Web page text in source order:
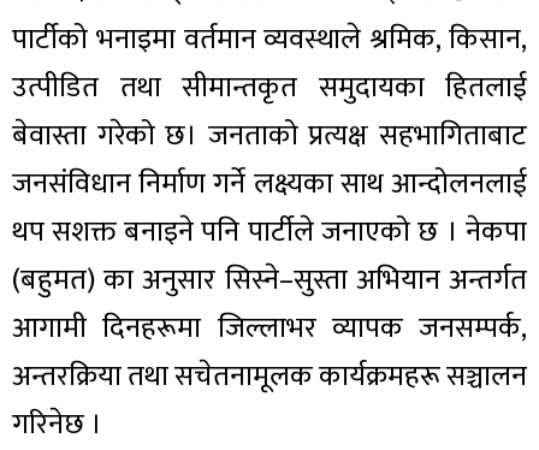
पार्टीको भनाइमा वर्तमान व्यवस्थाले श्रमिक, किसान,
उत्पीडित तथा सीमान्तकृत समुदायका हितलाई
बेवास्ता गरेको छ। जनताको प्रत्यक्ष सहभागिताबाट
जनसंविधान निर्माण गर्ने लक्ष्यका साथ आन्दोलनलाई
थप सशक्त बनाइने पनि पार्टीले जनाएको छ । नेकपा
(बहुमत) का अनुसार सिस्ने–सुस्ता अभियान अन्तर्गत
आगामी दिनहरूमा जिल्लाभर व्यापक जनसम्पर्क,
अन्तरक्रिया तथा सचेतनामूलक कार्यक्रमहरू सञ्चालन
गरिनेछ ।